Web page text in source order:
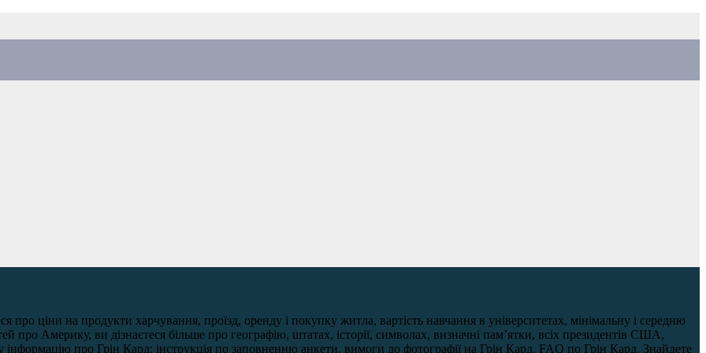
ціни на продукти харчування, проїзд, оренду і покупку житла, вартість навчання в університетах, мінімальну і середню
Америку, ви дізнаєтеся більше про географію, штатах, історії, символах, визначні пам’ятки, всіх президентів США,
інформацію про Грін Кард: інструкція по заповненню анкети, вимоги до фотографії на Грін Кард, FAQ по Грін Кард. Знайдете